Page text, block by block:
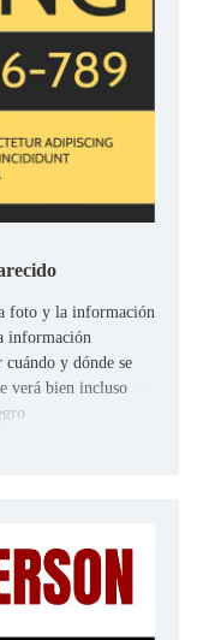
foto y la información
información
y dónde se
verá bien incluso